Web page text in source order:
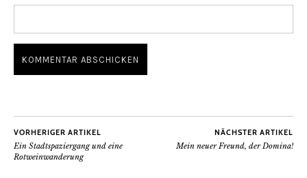
VORHERIGER ARTIKEL
Ein Stadtspaziergang und eine
Rotweinwanderung
NÄCHSTER ARTIKEL
Mein neuer Freund, der Domina!